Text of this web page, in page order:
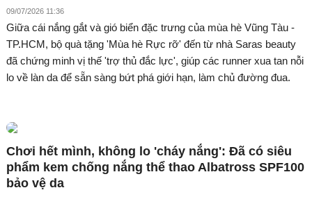
09/07/2026 11:36
Giữa cái nắng gắt và gió biển đặc trưng của mùa hè Vũng Tàu -
TP.HCM, bộ quà tặng 'Mùa hè Rực rỡ' đến từ nhà Saras beauty
đã chứng minh vị thế 'trợ thủ đắc lực', giúp các runner xua tan nỗi
lo về làn da để sẵn sàng bứt phá giới hạn, làm chủ đường đua.
Chơi hết mình, không lo 'cháy nắng': Đã có siêu
phẩm kem chống nắng thể thao Albatross SPF100
bảo vệ da